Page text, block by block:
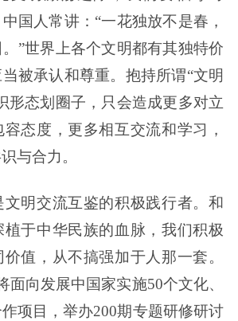
国人常讲：“一花独放不是春，
”世界上各个文明都有其独特价
被承认和尊重。抱持所谓“文明
形态划圈子，只会造成更多对立
态度，更多相互交流和学习，
与合力。
交流互鉴的积极践行者。和
于中华民族的血脉，我们积极
值，从不搞强加于人那一套。
面向发展中国家实施50个文化、
项目，举办200期专题研修研讨